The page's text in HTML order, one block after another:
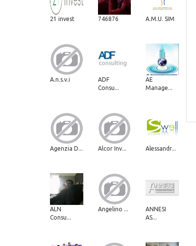
21 invest 746876 A.M.U. SIM
A.n.s.v.i
ADF
Consu...
AE
Manage...
Agenzia D... Alcor Inv... Alessandr...
ALN
Consu...
Angelino ...
ANNESI
AS...